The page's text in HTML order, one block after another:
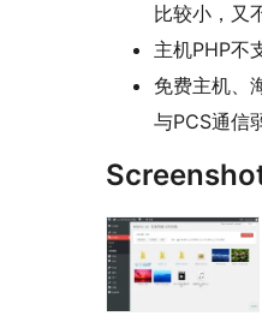
比较小，又
主机PHP不
免费主机、
与PCS通信